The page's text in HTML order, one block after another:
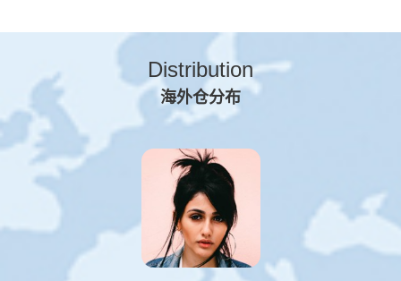
Distribution
海外仓分布